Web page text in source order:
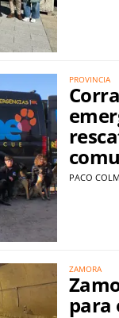
PROVINCIA
PACO
ZAMORA
para